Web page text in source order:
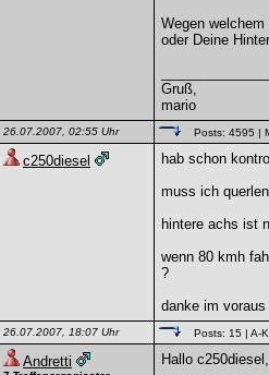
Wegen
oder Deine
Gruß,
mario
26.07.2007, 02:55 Uhr Posts: 4595 |
c250diesel
hab schon
muss ich
hintere achs ist
wenn 80 kmh
?
danke im voraus
26.07.2007, 18:07 Uhr Posts: 15 | A-
Andretti
Hallo c250diesel,